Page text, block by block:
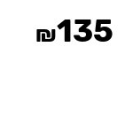
₪135